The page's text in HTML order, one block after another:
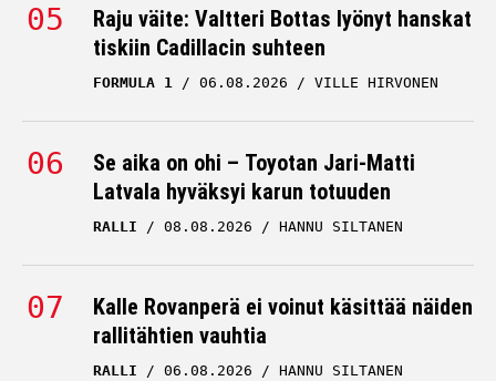
Raju väite: Valtteri Bottas lyönyt hanskat
tiskiin Cadillacin suhteen
FORMULA 1 06.08.2026 VILLE HIRVONEN
Se aika on ohi – Toyotan Jari-Matti
Latvala hyväksyi karun totuuden
RALLI 08.08.2026 HANNU SILTANEN
Kalle Rovanperä ei voinut käsittää näiden
rallitähtien vauhtia
RALLI 06.08.2026 HANNU SILTANEN